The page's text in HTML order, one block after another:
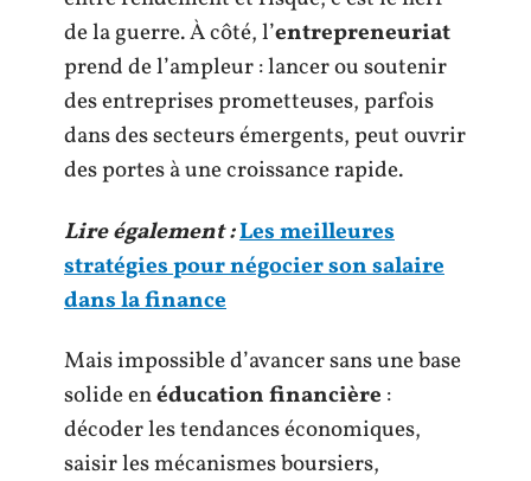
de la guerre. À côté, l’entrepreneuriat
prend de l’ampleur : lancer ou soutenir
des entreprises prometteuses, parfois
dans des secteurs émergents, peut ouvrir
des portes à une croissance rapide.
Lire également :Les meilleures
stratégies pour négocier son salaire
dans la finance
Mais impossible d’avancer sans une base
solide enéducation financière :
décoder les tendances économiques,
saisir les mécanismes boursiers,